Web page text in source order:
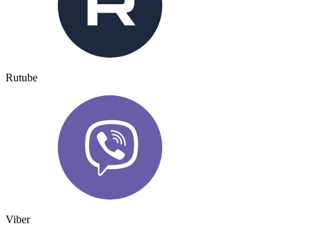
Rutube
Viber